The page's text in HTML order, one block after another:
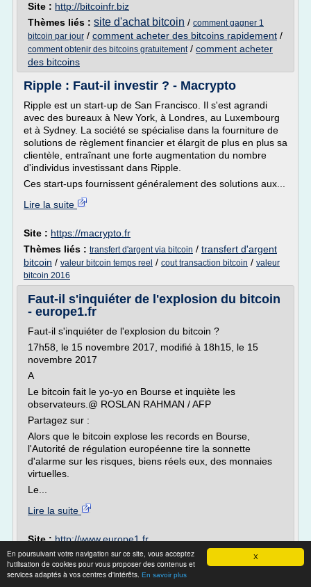
X
En poursuivant votre navigation sur ce site, vous acceptez
l'utilisation de cookies pour vous proposer des contenus et
services adaptés à vos centres d'intérêts. En savoir plus
Site : http://bitcoinfr.biz
Thèmes liés : site d'achat bitcoin / comment gagner 1
bitcoin par jour / comment acheter des bitcoins rapidement /
comment obtenir des bitcoins gratuitement/ comment acheter
des bitcoins
Ripple : Faut-il investir ? - Macrypto
Ripple est un start-up de San Francisco. Il s'est agrandi
avec des bureaux à New York, à Londres, au Luxembourg
et à Sydney. La société se spécialise dans la fourniture de
solutions de règlement financier et élargit de plus en plus sa
clientèle, entraînant une forte augmentation du nombre
d'individus investissant dans Ripple.
Ces start-ups fournissent généralement des solutions aux...
Lire la suite
Site : https://macrypto.fr
Thèmes liés : transfert d'argent via bitcoin / transfert d'argent
bitcoin / valeur bitcoin temps reel / cout transaction bitcoin / valeur
bitcoin 2016
Faut-il s'inquiéter de l'explosion du bitcoin
- europe1.fr
Faut-il s'inquiéter de l'explosion du bitcoin ?
17h58, le 15 novembre 2017, modifié à 18h15, le 15
novembre 2017
A
Le bitcoin fait le yo-yo en Bourse et inquiète les
observateurs.@ ROSLAN RAHMAN / AFP
Partagez sur :
Alors que le bitcoin explose les records en Bourse,
l'Autorité de régulation européenne tire la sonnette
d'alarme sur les risques, biens réels eux, des monnaies
virtuelles.
Le...
Lire la suite
Site :http://www.europe1.fr
Thèmes liés :monnaie virtuelle autre que
bitcoin/le monde le bitcoin est il une monnaie
comme les autres
monnaie virtuelle cours